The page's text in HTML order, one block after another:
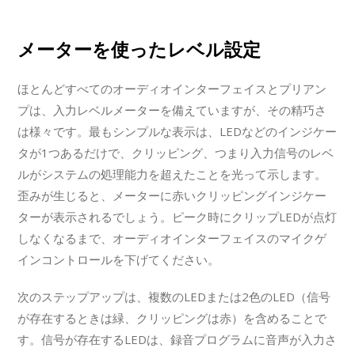
メーターを使ったレベル設定
ほとんどすべてのオーディオインターフェイスとプリアン
プは、入力レベルメーターを備えていますが、その精巧さ
は様々です。最もシンプルな表示は、LEDなどのインジケー
タが1つあるだけで、クリッピング、つまり入力信号のレベ
ルがシステムの処理能力を超えたことを光って示します。
歪みが生じると、メーターに赤いクリッピングインジケー
ターが表示されるでしょう。ピーク時にクリップLEDが点灯
しなくなるまで、オーディオインターフェイスのマイクゲ
インコントロールを下げてください。
次のステップアップは、複数のLEDまたは2色のLED（信号
が存在するときは緑、クリッピングは赤）を含めることで
す。信号が存在するLEDは、録音プログラムに音声が入力さ